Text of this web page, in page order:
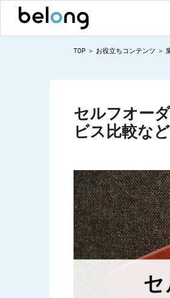
TOP お役立ちコンテンツ
セルフオー
ビス比較など